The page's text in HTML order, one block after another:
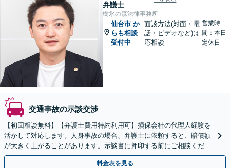
弁護士
樹氷の森法律事務所
仙台市 か
らも相談
受付中
面談方法(対面・電
話・ビデオなど)は
応相談
営業時
間：本日
定休日
交通事故の示談交渉
【初回相談無料】【弁護士費用特約利用可】損保会社の代理人経験を
活かして対応します。人身事故の場合、弁護士に依頼すると、賠償額
が大きく上がることがあります。示談書に押印する前にご相談くださ
い。【全国オンライン対応】【無料駐車場あり】
料金表を見る